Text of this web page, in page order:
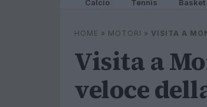
Calcio Tennis Basket
HOME » MOTORI » VISITA A
Visita a
veloce